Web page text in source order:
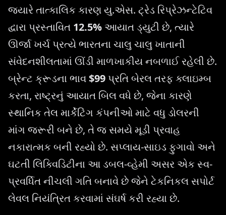
જ્યારે તાત્કાલિક કારણ યુ.એસ. ટ્રેડ રિપ્રેઝન્ટેટિવ
દ્વારા પ્રસ્તાવિત 12.5% આયાત ડ્યુટી છે, ત્યારે
ઊર્જા ખર્ચ પ્રત્યે ભારતના ચાલુ ચાલુ ખાતાની
સંવેદનશીલતામાં ઊંડી માળખાકીય નબળાઈ રહેલી છે.
બ્રેન્ટ ક્રૂડના ભાવ$99પ્રતિ બેરલ તરફ ક્લાઇમ્બ
કરતા, રાષ્ટ્રનું આયાત બિલ વધે છે, જેના કારણે
સ્થાનિક તેલ માર્કેટિંગ કંપનીઓ માટે વધુ ડોલરની
માંગ જરૂરી બને છે, તે જ સમયે મૂડી પ્રવાહ
નકારાત્મક બની રહ્યો છે. સપ્લાય-સાઇડ ફુગાવો અને
ઘટતી લિક્વિડિટીના આ ડબલ-વ્હેમી અસર એક સ્વ-
પ્રવર્ધિત નીચલી ગતિ બનાવે છે જેને ટેકનિકલ સપોર્ટ
લેવલ નિયંત્રિત કરવામાં સંઘર્ષ કરી રહ્યા છે.